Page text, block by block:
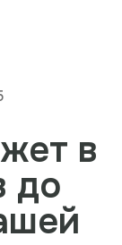
в
до